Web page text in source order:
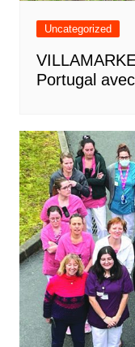
Uncategorized
Portugal